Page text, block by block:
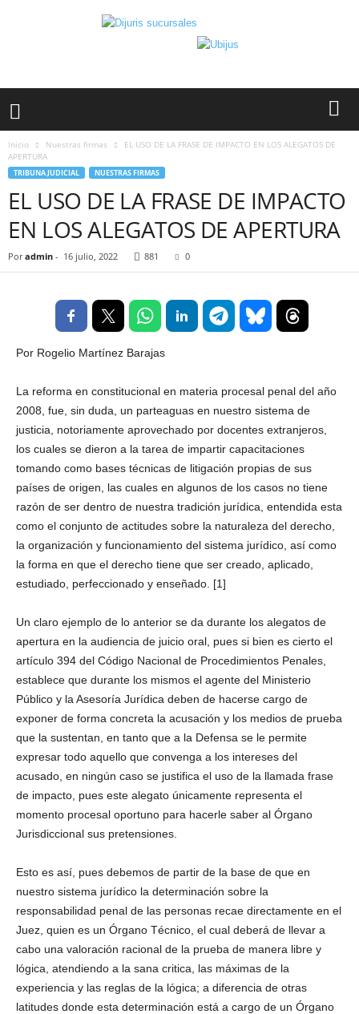
Inicio Nuestras firmas
EL USO DE LA FRASE DE IMPACTO EN LOS ALEGATOS DE
APERTURA
TRIBUNA JUDICIAL NUESTRAS FIRMAS
EL USO DE LA FRASE DE IMPACTO
EN LOS ALEGATOS DE APERTURA
Por admin - 16 julio, 2022 881 0
Por Rogelio Martínez Barajas
La reforma en constitucional en materia procesal penal del año
2008, fue, sin duda, un parteaguas en nuestro sistema de
justicia, notoriamente aprovechado por docentes extranjeros,
los cuales se dieron a la tarea de impartir capacitaciones
tomando como bases técnicas de litigación propias de sus
países de origen, las cuales en algunos de los casos no tiene
razón de ser dentro de nuestra tradición jurídica, entendida esta
como el conjunto de actitudes sobre la naturaleza del derecho,
la organización y funcionamiento del sistema jurídico, así como
la forma en que el derecho tiene que ser creado, aplicado,
estudiado, perfeccionado y enseñado. [1]
Un claro ejemplo de lo anterior se da durante los alegatos de
apertura en la audiencia de juicio oral, pues si bien es cierto el
artículo 394 del Código Nacional de Procedimientos Penales,
establece que durante los mismos el agente del Ministerio
Público y la Asesoría Jurídica deben de hacerse cargo de
exponer de forma concreta la acusación y los medios de prueba
que la sustentan, en tanto que a la Defensa se le permite
expresar todo aquello que convenga a los intereses del
acusado, en ningún caso se justifica el uso de la llamada frase
de impacto, pues este alegato únicamente representa el
momento procesal oportuno para hacerle saber al Órgano
Jurisdiccional sus pretensiones.
Esto es así, pues debemos de partir de la base de que en
nuestro sistema jurídico la determinación sobre la
responsabilidad penal de las personas recae directamente en el
Juez, quien es un Órgano Técnico, el cual deberá de llevar a
cabo una valoración racional de la prueba de manera libre y
lógica, atendiendo a la sana critica, las máximas de la
experiencia y las reglas de la lógica; a diferencia de otras
latitudes donde esta determinación está a cargo de un Órgano